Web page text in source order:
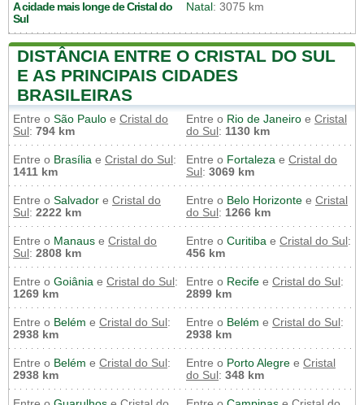
A cidade mais longe deCristal do
Sul
Natal : 3075 km
DISTÂNCIA ENTRE O CRISTAL DO SUL
E AS PRINCIPAIS CIDADES
BRASILEIRAS
Entre o São Paulo e Cristal do
Sul : 794 km
Entre o Rio de Janeiro e Cristal
do Sul : 1130 km
Entre o Brasília e Cristal do Sul :
1411 km
Entre o Fortaleza e Cristal do
Sul : 3069 km
Entre o Salvador e Cristal do
Sul : 2222 km
Entre o Belo Horizonte e Cristal
do Sul : 1266 km
Entre o Manaus e Cristal do
Sul : 2808 km
Entre o Curitiba e Cristal do Sul :
456 km
Entre o Goiânia e Cristal do Sul :
1269 km
Entre o Recife e Cristal do Sul :
2899 km
Entre o Belém e Cristal do Sul :
2938 km
Entre o Belém e Cristal do Sul :
2938 km
Entre o Belém e Cristal do Sul :
2938 km
Entre o Porto Alegre e Cristal
do Sul : 348 km